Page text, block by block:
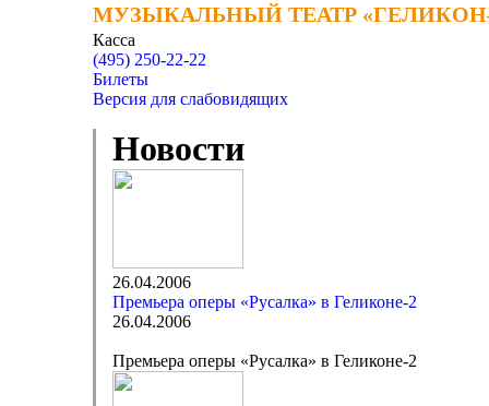
МУЗЫКАЛЬНЫЙ ТЕАТР
МУЗЫКАЛЬНЫЙ ТЕАТР
Касса
(495) 250-22-22
Билеты
Версия для слабовидящих
Новости
26.04.2006
Премьера оперы «Русалка» в Геликоне-2
26.04.2006
Премьера оперы «Русалка» в Геликоне-2